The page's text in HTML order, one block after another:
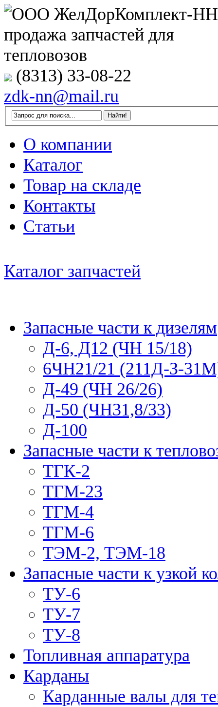
(8313) 33-08-22
zdk-nn@mail.ru
О компании
Каталог
Товар на складе
Контакты
Статьи
Каталог запчастей
Запасные части к дизелям
Д-6, Д12 (ЧН 15/18)
6ЧН21/21 (211Д-З-
Д-49 (ЧН 26/26)
Д-50 (ЧН31,8/33)
Д-100
Запасные части к
ТГК-2
ТГМ-23
ТГМ-4
ТГМ-6
ТЭМ-2, ТЭМ-18
Запасные части к узкой
ТУ-6
ТУ-7
ТУ-8
Топливная аппаратура
Карданы
Карданные валы для